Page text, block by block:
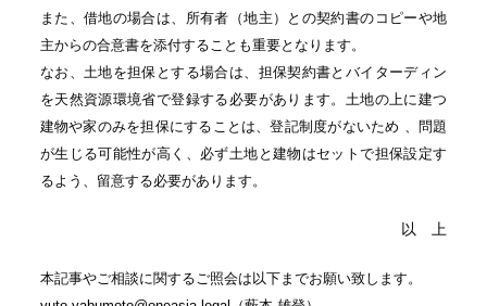
また、借地の場合は、所有者（地主）との契約書のコピーや地
主からの合意書を添付することも重要となります。
なお、土地を担保とする場合は、担保契約書とバイターディン
を天然資源環境省で登録する必要があります。土地の上に建つ
建物や家のみを担保にすることは、登記制度がないため 、問題
が生じる可能性が高く、必ず土地と建物はセットで担保設定す
るよう、留意する必要があります。
以 上
本記事やご相談に関するご照会は以下までお願い致します。